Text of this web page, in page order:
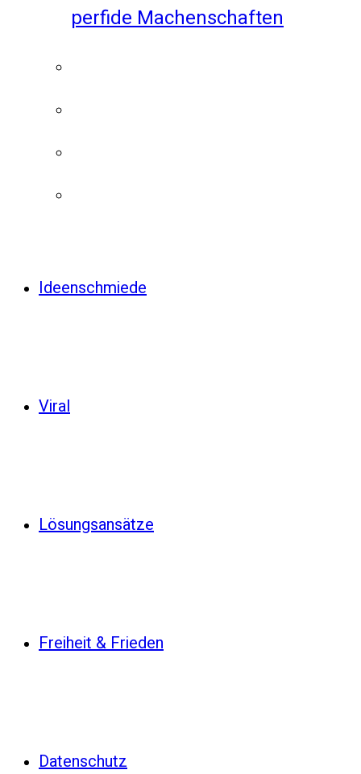
perfide Machenschaften
Ideenschmiede
Viral
Lösungsansätze
Freiheit & Frieden
Datenschutz